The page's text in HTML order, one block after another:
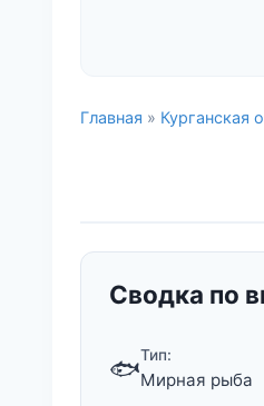
Главная » Курганская
Сводка по
🐟Тип:
Мирная рыба